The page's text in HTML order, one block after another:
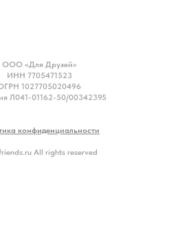
ООО «Для Друзей»
ИНН 7705471523
1027705020496
Л041-01162-50/00342395
конфиденциальности
All rights reserved